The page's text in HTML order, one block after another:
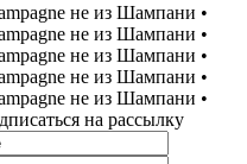
не из Шампани •
не из Шампани •
не из Шампани •
не из Шампани •
не из Шампани •
на рассылку